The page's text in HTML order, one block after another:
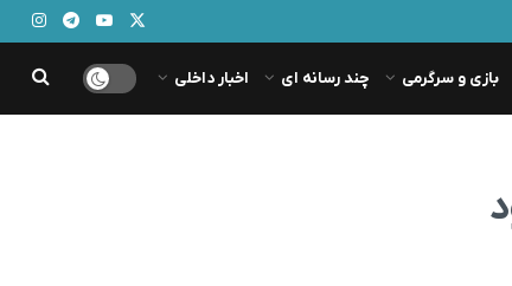
بازی و سرگرمی چند رسانه ای اخبار داخلی